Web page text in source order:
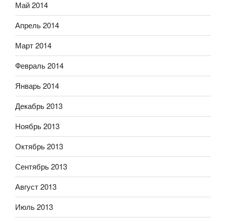
Май 2014
Апрель 2014
Март 2014
Февраль 2014
Январь 2014
Декабрь 2013
Ноябрь 2013
Октябрь 2013
Сентябрь 2013
Август 2013
Июль 2013